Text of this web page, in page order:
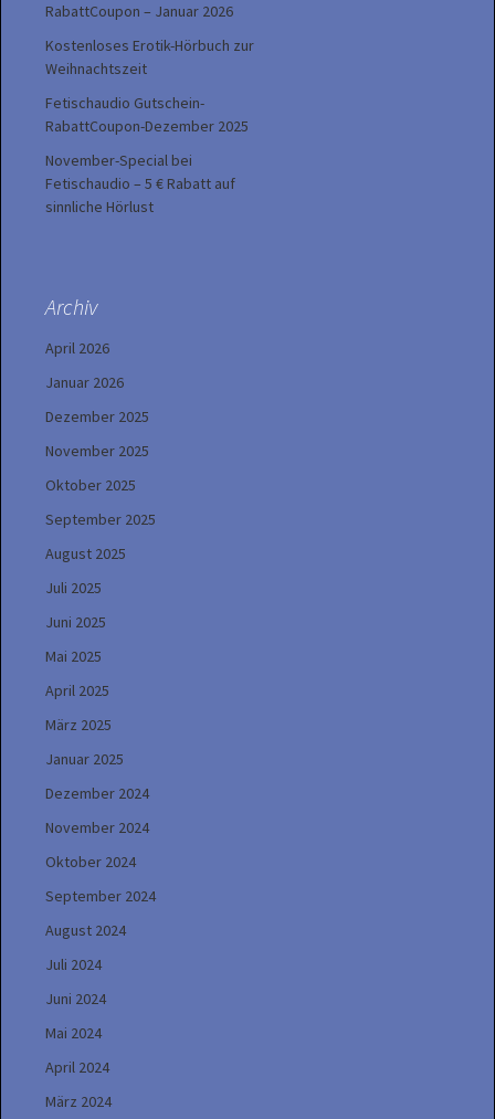
RabattCoupon – Januar 2026
Kostenloses Erotik-Hörbuch zur
Weihnachtszeit
Fetischaudio Gutschein-
RabattCoupon-Dezember 2025
November-Special bei
Fetischaudio – 5 € Rabatt auf
sinnliche Hörlust
Archiv
April 2026
Januar 2026
Dezember 2025
November 2025
Oktober 2025
September 2025
August 2025
Juli 2025
Juni 2025
Mai 2025
April 2025
März 2025
Januar 2025
Dezember 2024
November 2024
Oktober 2024
September 2024
August 2024
Juli 2024
Juni 2024
Mai 2024
April 2024
März 2024